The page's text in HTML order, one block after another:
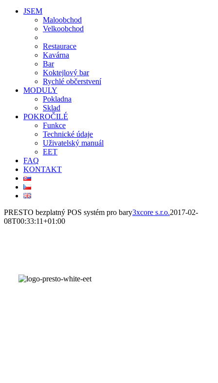
JSEM
Maloobchod
Velkoobchod
Restaurace
Kavárna
Bar
Koktejlový bar
Rychlé občerstvení
MODULY
Pokladna
Sklad
POKROČILÉ
Funkce
Technické údaje
Uživatelský manuál
EET
FAQ
KONTAKT
PRESTO bezplatný POS systém pro bary3xcore s.r.o.2017-02-
08T00:33:11+01:00